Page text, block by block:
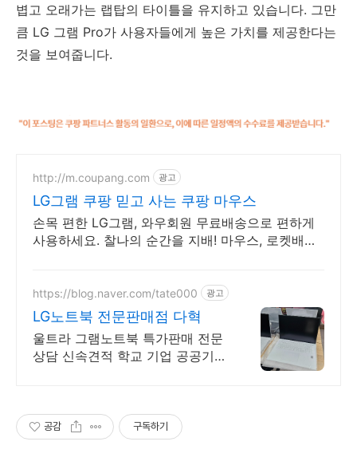
볍고 오래가는 랩탑의 타이틀을 유지하고 있습니다. 그만
큼 LG 그램 Pro가 사용자들에게 높은 가치를 제공한다는
것을 보여줍니다.
http://m.coupang.com 광고
LG그램 쿠팡 믿고 사는 쿠팡 마우스
손목 편한 LG그램, 와우회원 무료배송으로 편하게
사용하세요. 찰나의 순간을 지배! 마우스, 로켓배송
https://blog.naver.com/tate000 광고
LG노트북 전문판매점 다혁
울트라 그램노트북 특가판매 전문
상담 신속견적 학교 기업 공공기관
공감 구독하기